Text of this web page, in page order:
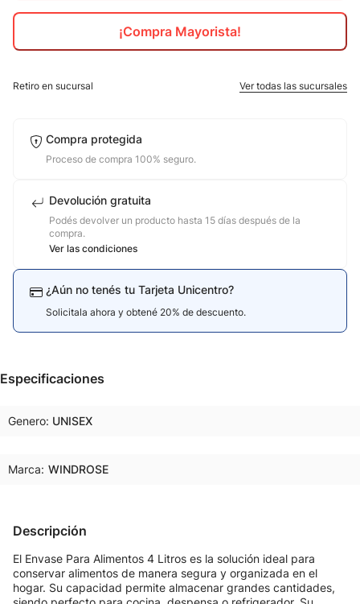
¡Compra Mayorista!
Retiro en sucursal Ver todas las sucursales
Compra protegida
Proceso de compra 100% seguro.
Devolución gratuita
Podés devolver un producto hasta 15 días después de la
compra.
Ver las condiciones
¿Aún no tenés tu Tarjeta Unicentro?
Solicitala ahora y obtené 20% de descuento.
Especificaciones
Genero UNISEX
Marca: WINDROSE
Descripción
El Envase Para Alimentos 4 Litros es la solución ideal para
conservar alimentos de manera segura y organizada en el
hogar. Su capacidad permite almacenar grandes cantidades,